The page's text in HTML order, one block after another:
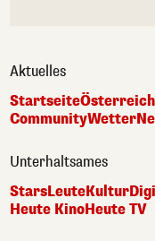
Aktuelles
StartseiteÖsterreich
CommunityWetter
Unterhaltsames
StarsLeuteKultur
Heute KinoHeute TV